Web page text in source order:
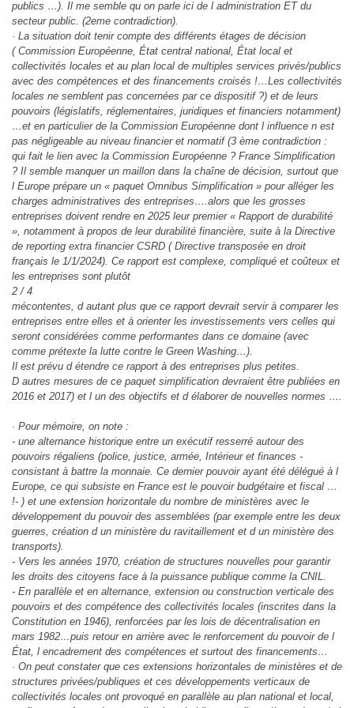
publics …). Il me semble qu on parle ici de l administration ET du
secteur public. (2eme contradiction).
· La situation doit tenir compte des différents étages de décision
( Commission Européenne, État central national, État local et
collectivités locales et au plan local de multiples services privés/publics
avec des compétences et des financements croisés !…Les collectivités
locales ne semblent pas concernées par ce dispositif ?) et de leurs
pouvoirs (législatifs, réglementaires, juridiques et financiers notamment)
…et en particulier de la Commission Européenne dont l influence n est
pas négligeable au niveau financier et normatif (3 ème contradiction :
qui fait le lien avec la Commission Européenne ? France Simplification
? Il semble manquer un maillon dans la chaîne de décision, surtout que
l Europe prépare un « paquet Omnibus Simplification » pour alléger les
charges administratives des entreprises….alors que les grosses
entreprises doivent rendre en 2025 leur premier « Rapport de durabilité
», notamment à propos de leur durabilité financière, suite à la Directive
de reporting extra financier CSRD ( Directive transposée en droit
français le 1/1/2024). Ce rapport est complexe, compliqué et coûteux et
les entreprises sont plutôt
2 / 4
mécontentes, d autant plus que ce rapport devrait servir à comparer les
entreprises entre elles et à orienter les investissements vers celles qui
seront considérées comme performantes dans ce domaine (avec
comme prétexte la lutte contre le Green Washing…).
Il est prévu d étendre ce rapport à des entreprises plus petites.
D autres mesures de ce paquet simplification devraient être publiées en
2016 et 2017) et l un des objectifs et d élaborer de nouvelles normes ….
· Pour mémoire, on note :
- une alternance historique entre un exécutif resserré autour des
pouvoirs régaliens (police, justice, armée, Intérieur et finances -
consistant à battre la monnaie. Ce dernier pouvoir ayant été délégué à l
Europe, ce qui subsiste en France est le pouvoir budgétaire et fiscal …
!- ) et une extension horizontale du nombre de ministères avec le
développement du pouvoir des assemblées (par exemple entre les deux
guerres, création d un ministère du ravitaillement et d un ministère des
transports).
- Vers les années 1970, création de structures nouvelles pour garantir
les droits des citoyens face à la puissance publique comme la CNIL.
- En parallèle et en alternance, extension ou construction verticale des
pouvoirs et des compétence des collectivités locales (inscrites dans la
Constitution en 1946), renforcées par les lois de décentralisation en
mars 1982…puis retour en arrière avec le renforcement du pouvoir de l
État, l encadrement des compétences et surtout des financements…
· On peut constater que ces extensions horizontales de ministères et de
structures privées/publiques et ces développements verticaux de
collectivités locales ont provoqué en parallèle au plan national et local,